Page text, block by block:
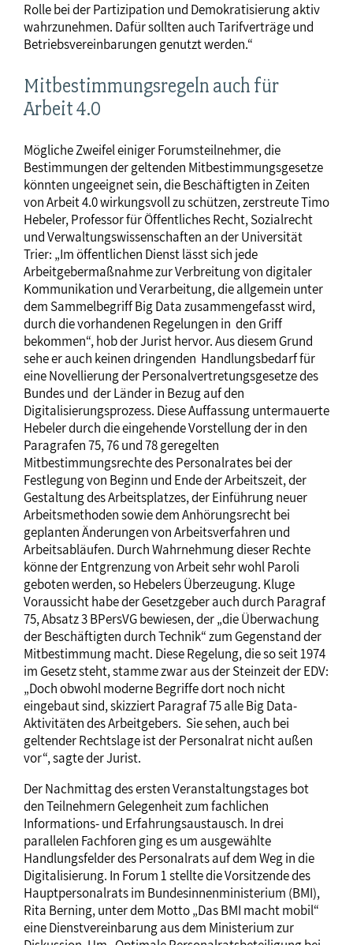
Rolle bei der Partizipation und Demokratisierung aktiv
wahrzunehmen. Dafür sollten auch Tarifverträge und
Betriebsvereinbarungen genutzt werden.“
Mitbestimmungsregeln auch für
Arbeit 4.0
Mögliche Zweifel einiger Forumsteilnehmer, die
Bestimmungen der geltenden Mitbestimmungsgesetze
könnten ungeeignet sein, die Beschäftigten in Zeiten
von Arbeit 4.0 wirkungsvoll zu schützen, zerstreute Timo
Hebeler, Professor für Öffentliches Recht, Sozialrecht
und Verwaltungswissenschaften an der Universität
Trier: „Im öffentlichen Dienst lässt sich jede
Arbeitgebermaßnahme zur Verbreitung von digitaler
Kommunikation und Verarbeitung, die allgemein unter
dem Sammelbegriff Big Data zusammengefasst wird,
durch die vorhandenen Regelungen in den Griff
bekommen“, hob der Jurist hervor. Aus diesem Grund
sehe er auch keinen dringenden Handlungsbedarf für
eine Novellierung der Personalvertretungsgesetze des
Bundes und der Länder in Bezug auf den
Digitalisierungsprozess. Diese Auffassung untermauerte
Hebeler durch die eingehende Vorstellung der in den
Paragrafen 75, 76 und 78 geregelten
Mitbestimmungsrechte des Personalrates bei der
Festlegung von Beginn und Ende der Arbeitszeit, der
Gestaltung des Arbeitsplatzes, der Einführung neuer
Arbeitsmethoden sowie dem Anhörungsrecht bei
geplanten Änderungen von Arbeitsverfahren und
Arbeitsabläufen. Durch Wahrnehmung dieser Rechte
könne der Entgrenzung von Arbeit sehr wohl Paroli
geboten werden, so Hebelers Überzeugung. Kluge
Voraussicht habe der Gesetzgeber auch durch Paragraf
75, Absatz 3 BPersVG bewiesen, der „die Überwachung
der Beschäftigten durch Technik“ zum Gegenstand der
Mitbestimmung macht. Diese Regelung, die so seit 1974
im Gesetz steht, stamme zwar aus der Steinzeit der EDV:
„Doch obwohl moderne Begriffe dort noch nicht
eingebaut sind, skizziert Paragraf 75 alle Big Data-
Aktivitäten des Arbeitgebers. Sie sehen, auch bei
geltender Rechtslage ist der Personalrat nicht außen
vor“, sagte der Jurist.
Der Nachmittag des ersten Veranstaltungstages bot
den Teilnehmern Gelegenheit zum fachlichen
Informations- und Erfahrungsaustausch. In drei
parallelen Fachforen ging es um ausgewählte
Handlungsfelder des Personalrats auf dem Weg in die
Digitalisierung. In Forum 1 stellte die Vorsitzende des
Hauptpersonalrats im Bundesinnenministerium (BMI),
Rita Berning, unter dem Motto „Das BMI macht mobil“
eine Dienstvereinbarung aus dem Ministerium zur